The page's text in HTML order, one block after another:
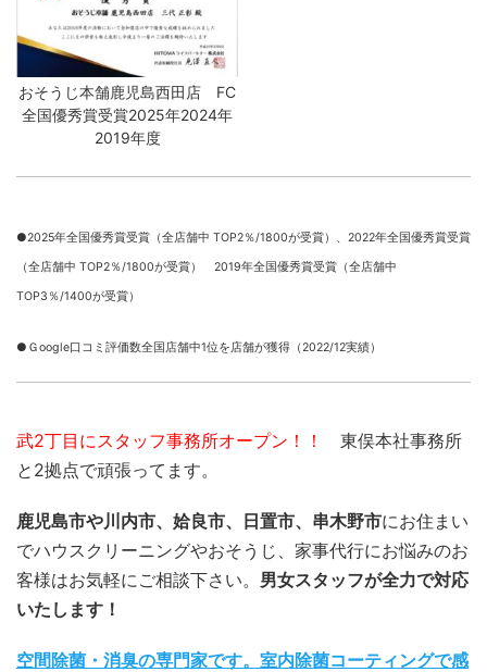
おそうじ本舗鹿児島西田店 FC
全国優秀賞受賞2025年2024年
2019年度
●2025年全国優秀賞受賞（全店舗中 TOP2％/1800が受賞）、 2022年全国優秀賞受賞
（全店舗中 TOP2％/1800が受賞） 2019年全国優秀賞受賞（全店舗中
TOP3％/1400が受賞）
●Ｇoogle口コミ評価数全国店舗中1位を店舗が獲得（2022/12実績）
武2丁目にスタッフ事務所オープン！！
東俣本社事務所
と2拠点で頑張ってます。
鹿児島市や川内市、姶良市、日置市、串木野市にお住まい
でハウスクリーニングやおそうじ、家事代行にお悩みのお
客様はお気軽にご相談下さい。 男女スタッフが全力で対応
いたします！
空間除菌・消臭の専門家です。室内除菌コーティングで感